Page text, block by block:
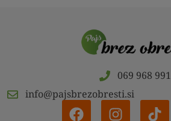
069 968 991
info@pajsbrezobresti.si